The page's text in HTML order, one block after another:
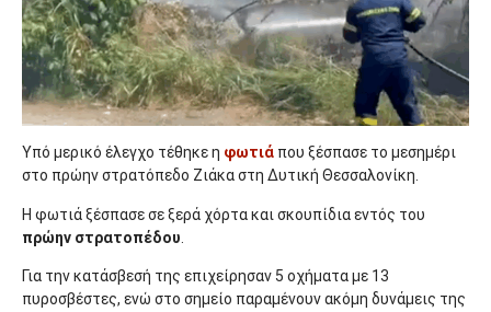
Υπό μερικό έλεγχο τέθηκε η φωτιά που ξέσπασε το μεσημέρι
στο πρώην στρατόπεδο Ζιάκα στη Δυτική Θεσσαλονίκη.
Η φωτιά ξέσπασε σε ξερά χόρτα και σκουπίδια εντός του
πρώην στρατοπέδου
Για την κατάσβεσή της επιχείρησαν 5 οχήματα με 13
πυροσβέστες, ενώ στο σημείο παραμένουν ακόμη δυνάμεις της